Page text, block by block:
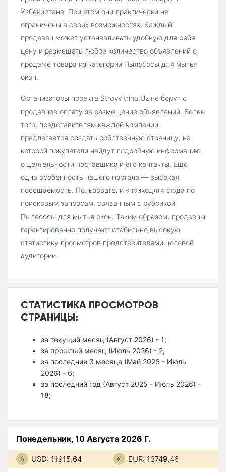
Узбекистане. При этом они практически не
ограничены в своих возможностях. Каждый
продавец может устанавливать удобную для себя
цену и размещать любое количество объявлений о
продаже товара из категории Пылесосы для мытья
окон.
Организаторы проекта Stroyvitrina.Uz не берут с
продавцов оплату за размещение объявлений. Более
того, представителям каждой компании
предлагается создать собственную страницу, на
которой покупатели найдут подробную информацию
о деятельности поставщика и его контакты. Еще
одна особенность нашего портала — высокая
посещаемость. Пользователи «приходят» сюда по
поисковым запросам, связанным с рубрикой
Пылесосы для мытья окон. Таким образом, продавцы
гарантированно получают стабильно высокую
статистику просмотров представителями целевой
аудитории.
СТАТИСТИКА ПРОСМОТРОВ
СТРАНИЦЫ:
за текущий месяц (Август 2026) - 1;
за прошлый месяц (Июль 2026) - 2;
за последние 3 месяца (Май 2026 - Июль
2026) - 6;
за последний год (Август 2025 - Июль 2026) -
18;
Понедельник, 10 Августа 2026 Г.
USD: 11915.64 EUR: 13749.46